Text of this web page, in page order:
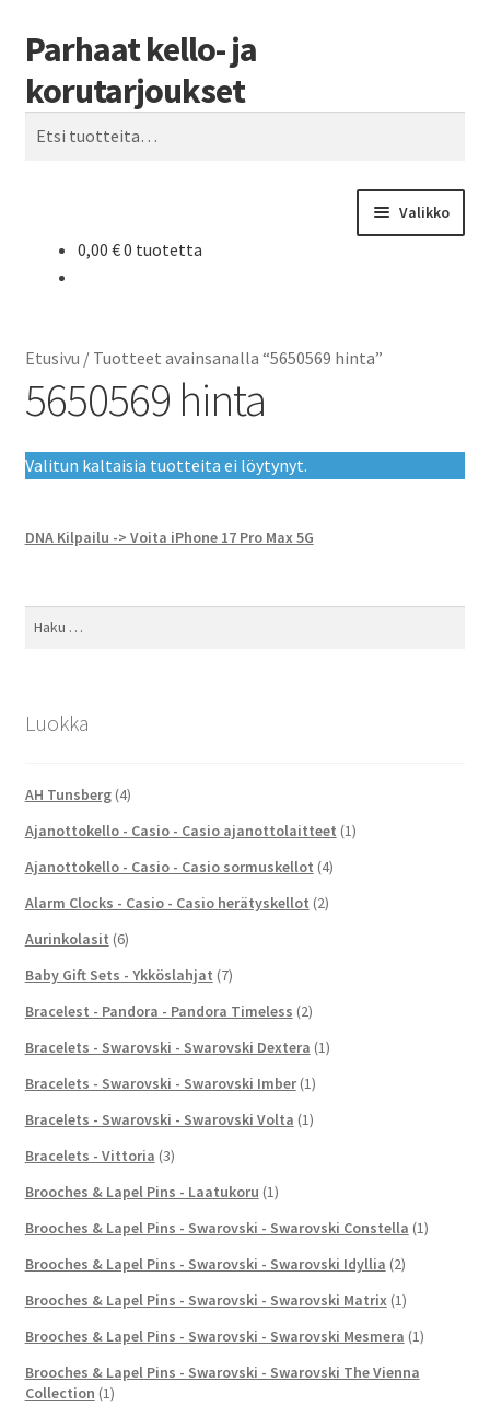
Siirry
navigointiin
Siirry
sisältöön
Parhaat kello- ja
korutarjoukset
Haku
Valikko
0,00 €0 tuotetta
Etusivu / Tuotteet avainsanalla “5650569 hinta”
5650569 hinta
Valitun kaltaisia tuotteita ei löytynyt.
DNA Kilpailu -> Voita iPhone 17 Pro Max 5G
Haku:
Luokka
AH Tunsberg (4)
Ajanottokello - Casio - Casio ajanottolaitteet (1)
Ajanottokello - Casio - Casio sormuskellot (4)
Alarm Clocks - Casio - Casio herätyskellot (2)
Aurinkolasit (6)
Baby Gift Sets - Ykköslahjat (7)
Bracelest - Pandora - Pandora Timeless (2)
Bracelets - Swarovski - Swarovski Dextera (1)
Bracelets - Swarovski - Swarovski Imber (1)
Bracelets - Swarovski - Swarovski Volta (1)
Bracelets - Vittoria (3)
Brooches & Lapel Pins - Laatukoru (1)
Brooches & Lapel Pins - Swarovski - Swarovski Constella (1)
Brooches & Lapel Pins - Swarovski - Swarovski Idyllia (2)
Brooches & Lapel Pins - Swarovski - Swarovski Matrix (1)
Brooches & Lapel Pins - Swarovski - Swarovski Mesmera (1)
Brooches & Lapel Pins - Swarovski - Swarovski The Vienna
Collection (1)